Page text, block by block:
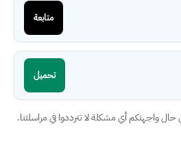
متابعة
تحميل
واجهتكم أي مشكلة لا تترددوا في مراسلتنا.